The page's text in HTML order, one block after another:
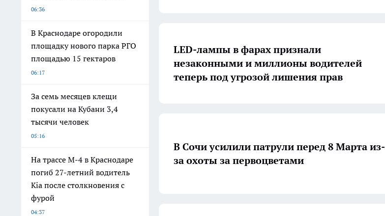
06:36
В Краснодаре огородили
площадку нового парка РГО
площадью 15 гектаров
06:17
За семь месяцев клещи
покусали на Кубани 3,4
тысячи человек
05:16
На трассе М-4 в Краснодаре
погиб 27-летний водитель
Kia после столкновения с
фурой
04:37
LED-лампы в фарах признали
незаконными и миллионы водителей
теперь под угрозой лишения прав
В Сочи усилили патрули перед 8 Марта из-
за охоты за первоцветами